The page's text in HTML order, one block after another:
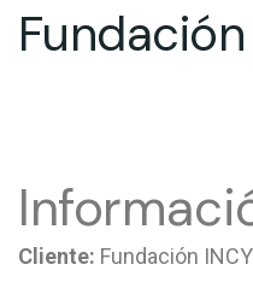
Fundación
Cliente: Fundación